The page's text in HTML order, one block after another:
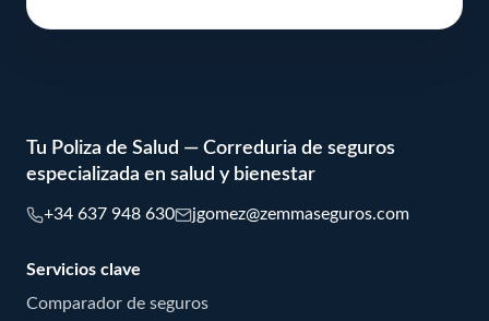
Tu Poliza de Salud — Correduria de seguros
especializada en salud y bienestar
+34 637 948 630 jgomez@zemmaseguros.com
Servicios clave
Comparador de seguros